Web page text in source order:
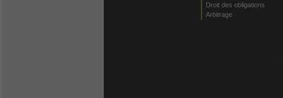
Droit des obligations
Arbitrage